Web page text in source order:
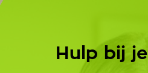
Hulp bij